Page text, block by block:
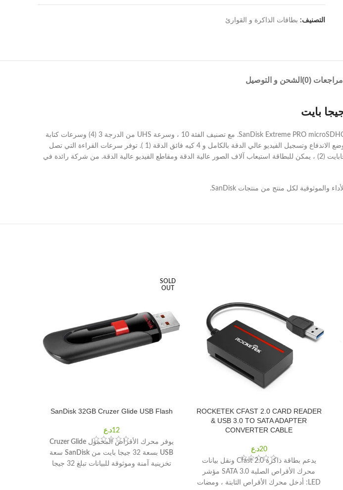
التصنيف: بطاقات الذاكرة و القوارئ
مراجعات (0) الشحن و التوصيل
استمتع بالتصوير كالمحترفين على هاتفك الذكي أو جهازك اللوحي أو الكاميرا باستخدام بطاقة SanDisk Extreme PRO microSDHC UHS-I. مع تصنيف الفئة 10 ، وسرعة UHS من الدرجة 3 (4) وسرعات كتابة
تصل إلى 100 ميجابايت / ثانية (3) ، توفر هذه البطاقة الأداء الذي لا مثيل له الذي تحتاجه للتصوير في وضع الاندفاع وتسجيل الفيديو عالي الدقة بالكامل و 4 كيه فائق الدقة (1 ). توفر سرعات القراءة التي تصل
إلى 100 ميجابايت / ثانية أيضًا عمليات نقل ملفات سريعة للغاية. بفضل سعتها التخزينية البالغة 32 جيجابايت (2) ، يمكن للبطاقة استيعاب آلاف الصور عالية الدقة ومقاطع الفيديو عالية الدقة. من شركة رائدة في
ROCKETEK CFAST 2.0 CARD READER
& USB 3.0 TO SATA ADAPTER
CONVERTER CABLE
يدعم بطاقة ذاكرة Cfast 2.0 ونقل بيانات
محرك الأقراص الصلبة SATA 3.0 مؤشر
LED: أدخل محرك الأقراص الثابتة ، ومضات
SOLD
OUT
SanDisk 32GB Cruzer Glide USB Flash
يوفر محرك الأقراص المحمولCruzer Glide
USB بسعة 32 جيجا بايت من SanDisk سعة
تخزينية آمنة وموثوقة للبيانات تبلغ 32 جيجا